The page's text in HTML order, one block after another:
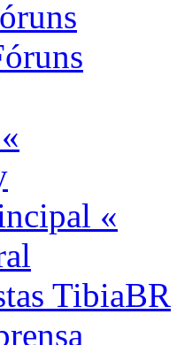
«
TibiaBR